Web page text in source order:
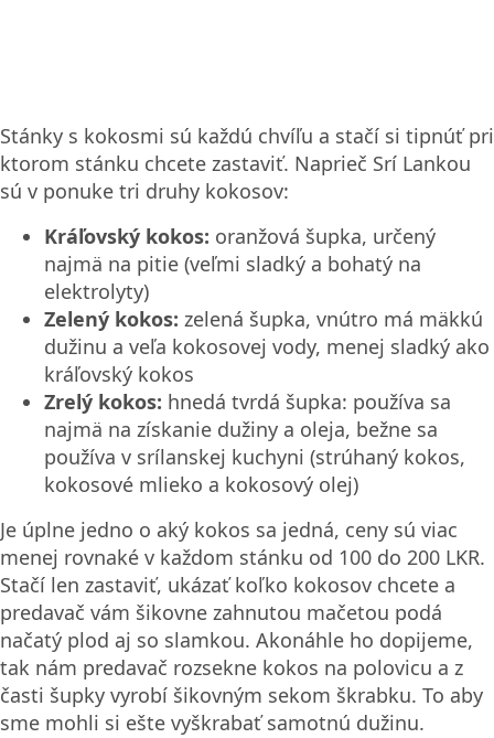
Stánky s kokosmi sú každú chvíľu a stačí si tipnúť pri
ktorom stánku chcete zastaviť. Naprieč Srí Lankou
sú v ponuke tri druhy kokosov:
Kráľovský kokos: oranžová šupka, určený
najmä na pitie (veľmi sladký a bohatý na
elektrolyty)
Zelený kokos: zelená šupka, vnútro má mäkkú
dužinu a veľa kokosovej vody, menej sladký ako
kráľovský kokos
Zrelý kokos: hnedá tvrdá šupka: používa sa
najmä na získanie dužiny a oleja, bežne sa
používa v srílanskej kuchyni (strúhaný kokos,
kokosové mlieko a kokosový olej)
Je úplne jedno o aký kokos sa jedná, ceny sú viac
menej rovnaké v každom stánku od 100 do 200 LKR.
Stačí len zastaviť, ukázať koľko kokosov chcete a
predavač vám šikovne zahnutou mačetou podá
načatý plod aj so slamkou. Akonáhle ho dopijeme,
tak nám predavač rozsekne kokos na polovicu a z
časti šupky vyrobí šikovným sekom škrabku. To aby
sme mohli si ešte vyškrabať samotnú dužinu.